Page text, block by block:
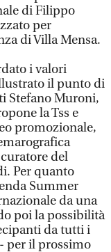
di Filippo
per
di Villa Mensa.
i valori
il punto di
Stefano Muroni,
la Tss e
promozionale,
del
Per quanto
Summer
da una
poi la possibilità
da tutti i
per il prossimo